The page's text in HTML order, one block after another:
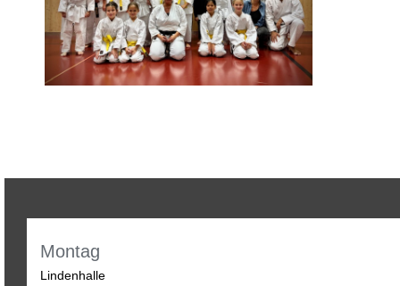
Montag
Lindenhalle